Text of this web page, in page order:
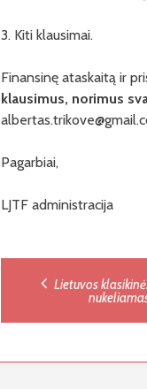
3. Kiti klausimai.
Finansinę ataskaitą ir
klausimus, norimus
Pagarbiai,
LJTF administracija
Post
navigation
Lietuvos